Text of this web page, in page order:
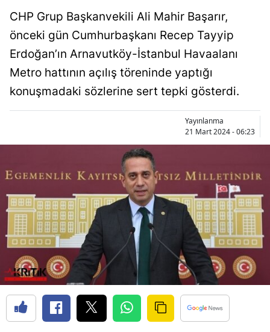
CHP Grup Başkanvekili Ali Mahir Başarır,
önceki gün Cumhurbaşkanı Recep Tayyip
Erdoğan’ın Arnavutköy-İstanbul Havaalanı
Metro hattının açılış töreninde yaptığı
konuşmadaki sözlerine sert tepki gösterdi.
Yayınlanma
21 Mart 2024 - 06:23